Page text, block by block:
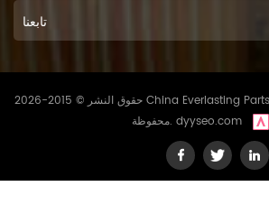
تابعنا
حقوق النشر © 2015-2026 China Everlasting Parts Co., Limited..كل الحقوق
محفوظة. dyyseo.com